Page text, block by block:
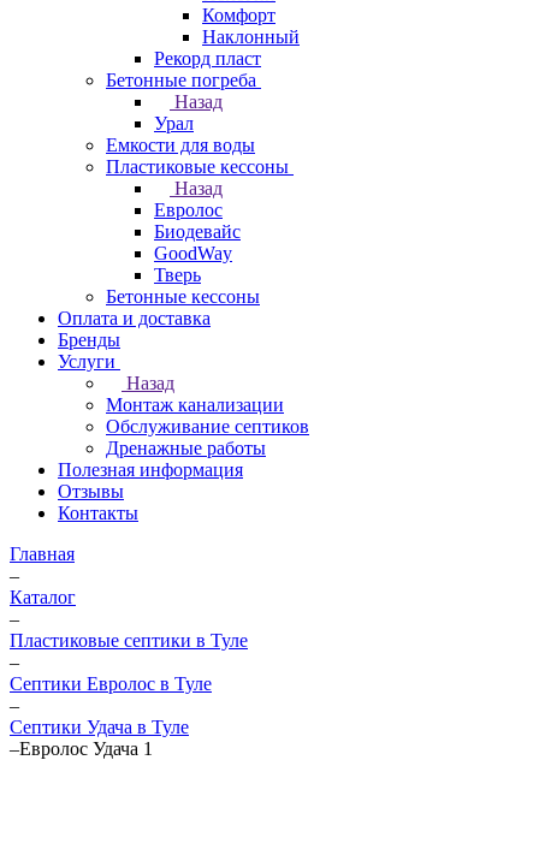
Комфорт
Наклонный
Рекорд пласт
Бетонные погреба
Назад
Урал
Емкости для воды
Пластиковые кессоны
Назад
Евролос
Биодевайс
GoodWay
Тверь
Бетонные кессоны
Оплата и доставка
Бренды
Услуги
Назад
Монтаж канализации
Обслуживание септиков
Дренажные работы
Полезная информация
Отзывы
Контакты
Главная
–
Каталог
–
Пластиковые септики в Туле
–
Септики Евролос в Туле
–
Септики Удача в Туле
–Евролос Удача 1